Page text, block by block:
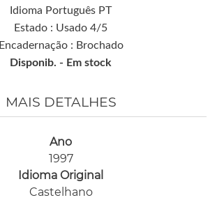
Idioma Português PT
Estado : Usado 4/5
Encadernação : Brochado
Disponib. - Em stock
MAIS DETALHES
Ano
1997
Idioma Original
Castelhano